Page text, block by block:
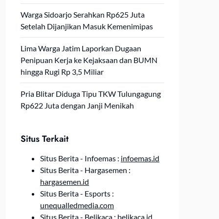
Warga Sidoarjo Serahkan Rp625 Juta
Setelah Dijanjikan Masuk Kemenimipas
Lima Warga Jatim Laporkan Dugaan
Penipuan Kerja ke Kejaksaan dan BUMN
hingga Rugi Rp 3,5 Miliar
Pria Blitar Diduga Tipu TKW Tulungagung
Rp622 Juta dengan Janji Menikah
Situs Terkait
Situs Berita - Infoemas : infoemas.id
Situs Berita - Hargasemen :
hargasemen.id
Situs Berita - Esports :
unequalledmedia.com
Situs Berita - Belikaca : belikaca.id